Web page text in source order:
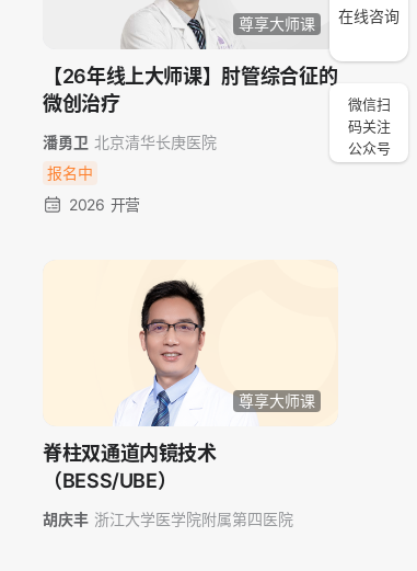
尊享大师课
【26年线上大师课】肘管综合征的
微创治疗
潘勇卫 北京清华长庚医院
报名中
2026 开营
尊享大师课
脊柱双通道内镜技术
（BESS/UBE）
胡庆丰 浙江大学医学院附属第四医院
在线咨询
微信扫
码关注
公众号